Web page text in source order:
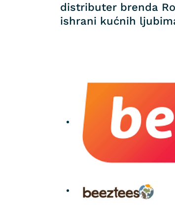
distributer brenda
ishrani kućnih